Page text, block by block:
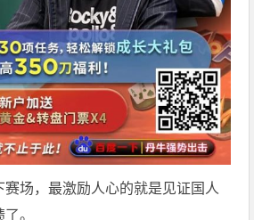
赛场，最激励人心的就是见证国人
。